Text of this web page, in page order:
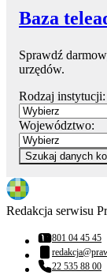
Baza
Sprawdź
urzędów.
Rodzaj instytucji:
Województwo:
Szukaj danych
Redakcja serwisu
Numer telefonu:
801 04 45 45
Adres email:
Numer telefonu:
22 535 88 00